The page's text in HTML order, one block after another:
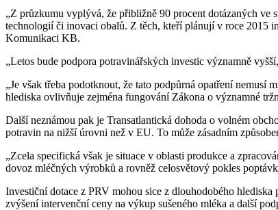
„Z průzkumu vyplývá, že přibližně 90 procent dotázaných ve
technologií či inovaci obalů. Z těch, kteří plánují v roce 2015
Komunikaci KB.
„Letos bude podpora potravinářských investic významně
„Je však třeba podotknout, že tato podpůrná opatření nemusí
hlediska ovlivňuje zejména fungování Zákona o významné
Další neznámou pak je Transatlantická dohoda o volném
potravin na nižší úrovni než v EU. To může zásadním
„Zcela specifická však je situace v oblasti produkce a
dovoz mléčných výrobků a rovněž celosvětový pokles
Investiční dotace z PRV mohou sice z dlouhodobého
zvýšení intervenční ceny na výkup sušeného mléka a další